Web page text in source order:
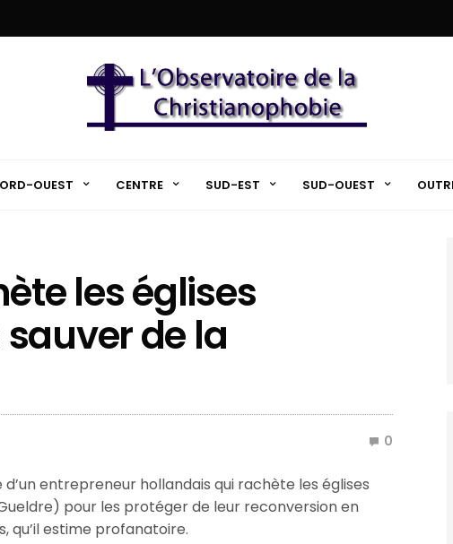
OUEST CENTRE SUD-EST SUD-OUEST
les églises
de la
0
entrepreneur hollandais qui rachète les églises
pour les protéger de leur reconversion en
estime profanatoire.